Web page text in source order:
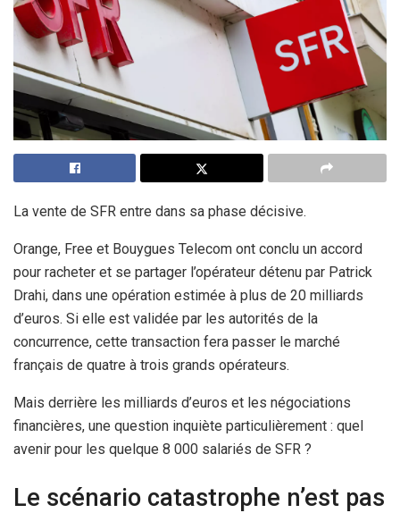
La vente de SFR entre dans sa phase décisive.
Orange, Free et Bouygues Telecom ont conclu un accord
pour racheter et se partager l’opérateur détenu par Patrick
Drahi, dans une opération estimée à plus de 20 milliards
d’euros. Si elle est validée par les autorités de la
concurrence, cette transaction fera passer le marché
français de quatre à trois grands opérateurs.
Mais derrière les milliards d’euros et les négociations
financières, une question inquiète particulièrement : quel
avenir pour les quelque 8 000 salariés de SFR ?
Le scénario catastrophe n’est pas